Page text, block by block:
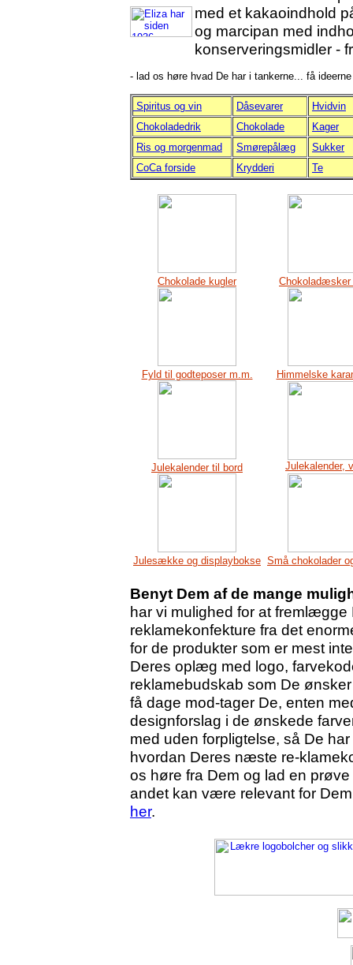
med et kakaoindhold
og marcipan med
konserveringsmidler -
- lad os høre hvad De har i tankerne... få
Spiritus og vin Dåsevarer
Hvidvin
Chokoladedrik
Chokolade
Kager
Ris og morgenmad
Smørepålæg
Sukker
CoCa forside
Krydderi Te
Chokolade kugler Chokoladæsker
Fyld til godteposer m.m. Himmelske
Julekalender til bord Julekalender,
Julesække og displaybokse Små chokolader
Benyt Dem af de mange
har vi mulighed for at
reklamekonfekture fra det
for de produkter som er mest
Deres oplæg med logo,
reklamebudskab som De
få dage mod-tager De, enten
designforslag i de ønskede
med uden forpligtelse, så De
hvordan Deres næste re-
os høre fra Dem og lad en
andet kan være relevant for
her.